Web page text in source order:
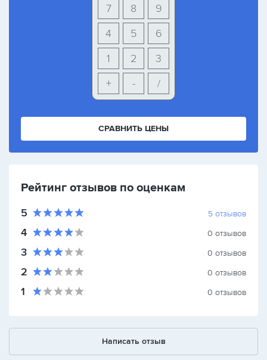
9
8
7
6
5
4
3
2
1
+
- /
СРАВНИТЬ ЦЕНЫ
Рейтинг отзывов по оценкам
5 5 отзывов
4 0 отзывов
3 0 отзывов
2 0 отзывов
1 0 отзывов
Написать отзыв